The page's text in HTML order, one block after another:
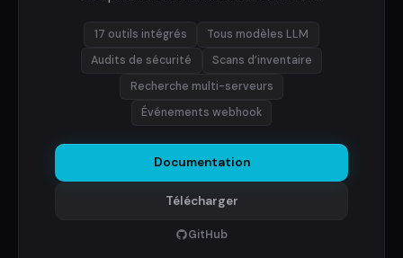
17 outils intégrés
Tous modèles LLM
Audits de sécurité
Scans d’inventaire
Recherche multi-serveurs
Événements webhook
Documentation
Télécharger
GitHub